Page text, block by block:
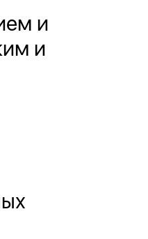
и
и